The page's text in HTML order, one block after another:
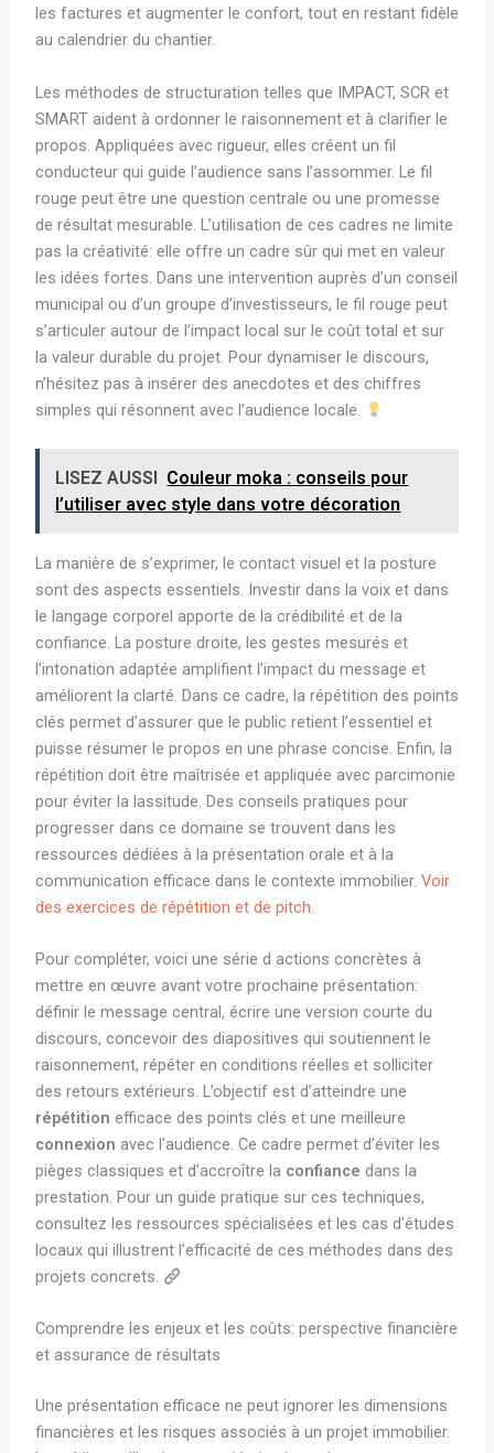
les factures et augmenter le confort, tout en restant fidèle
au calendrier du chantier.
Les méthodes de structuration telles que IMPACT, SCR et
SMART aident à ordonner le raisonnement et à clarifier le
propos. Appliquées avec rigueur, elles créent un fil
conducteur qui guide l’audience sans l’assommer. Le fil
rouge peut être une question centrale ou une promesse
de résultat mesurable. L’utilisation de ces cadres ne limite
pas la créativité: elle offre un cadre sûr qui met en valeur
les idées fortes. Dans une intervention auprès d’un conseil
municipal ou d’un groupe d’investisseurs, le fil rouge peut
s’articuler autour de l’impact local sur le coût total et sur
la valeur durable du projet. Pour dynamiser le discours,
n’hésitez pas à insérer des anecdotes et des chiffres
simples qui résonnent avec l’audience locale.
LISEZ AUSSI Couleur moka : conseils pour
l’utiliser avec style dans votre décoration
La manière de s’exprimer, le contact visuel et la posture
sont des aspects essentiels. Investir dans la voix et dans
le langage corporel apporte de la crédibilité et de la
confiance. La posture droite, les gestes mesurés et
l’intonation adaptée amplifient l’impact du message et
améliorent la clarté. Dans ce cadre, la répétition des points
clés permet d’assurer que le public retient l’essentiel et
puisse résumer le propos en une phrase concise. Enfin, la
répétition doit être maîtrisée et appliquée avec parcimonie
pour éviter la lassitude. Des conseils pratiques pour
progresser dans ce domaine se trouvent dans les
ressources dédiées à la présentation orale et à la
communication efficace dans le contexte immobilier. Voir
des exercices de répétition et de pitch.
Pour compléter, voici une série d actions concrètes à
mettre en œuvre avant votre prochaine présentation:
définir le message central, écrire une version courte du
discours, concevoir des diapositives qui soutiennent le
raisonnement, répéter en conditions réelles et solliciter
des retours extérieurs. L’objectif est d’atteindre une
répétition efficace des points clés et une meilleure
connexion avec l’audience. Ce cadre permet d’éviter les
pièges classiques et d’accroître la confiance dans la
prestation. Pour un guide pratique sur ces techniques,
consultez les ressources spécialisées et les cas d’études
locaux qui illustrent l’efficacité de ces méthodes dans des
projets concrets.
Comprendre les enjeux et les coûts: perspective financière
et assurance de résultats
Une présentation efficace ne peut ignorer les dimensions
financières et les risques associés à un projet immobilier.